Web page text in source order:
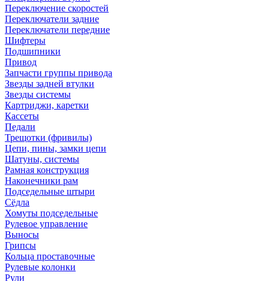
Переключение скоростей
Переключатели задние
Переключатели передние
Шифтеры
Подшипники
Привод
Запчасти группы привода
Звезды задней втулки
Звезды системы
Картриджи, каретки
Кассеты
Педали
Трещотки (фривилы)
Цепи, пины, замки цепи
Шатуны, системы
Рамная конструкция
Наконечники рам
Подседельные штыри
Сёдла
Хомуты подседельные
Рулевое управление
Выносы
Грипсы
Кольца проставочные
Рулевые колонки
Рули